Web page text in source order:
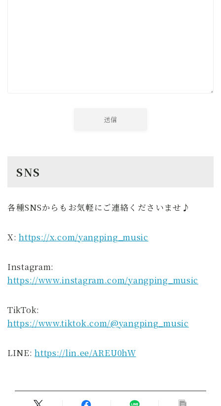
SNS
各種SNSからもお気軽にご連絡くださいませ♪
X:https://x.com/yangping_music
Instagram:
https://www.instagram.com/yangping_music
TikTok:
https://www.tiktok.com/@yangping_music
LINE:https://lin.ee/AREU0hW